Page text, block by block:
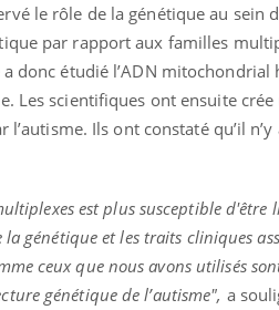
le rôle de la génétique au sein
par rapport aux familles
donc étudié l’ADN mitochondrial
Les scientifiques ont ensuite
Ils ont constaté qu’il
est plus susceptible d'être
génétique et les traits cliniques
ceux que nous avons utilisés
génétique de l’autisme", a